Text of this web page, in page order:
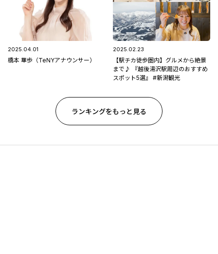
2025.04.01
橋本 華歩（TeNYアナウンサー）
2025.02.23
【駅チカ徒歩圏内】グルメから絶景
まで♪ 『越後湯沢駅周辺のおすすめ
スポット5選』 #新潟観光
ランキングをもっと見る